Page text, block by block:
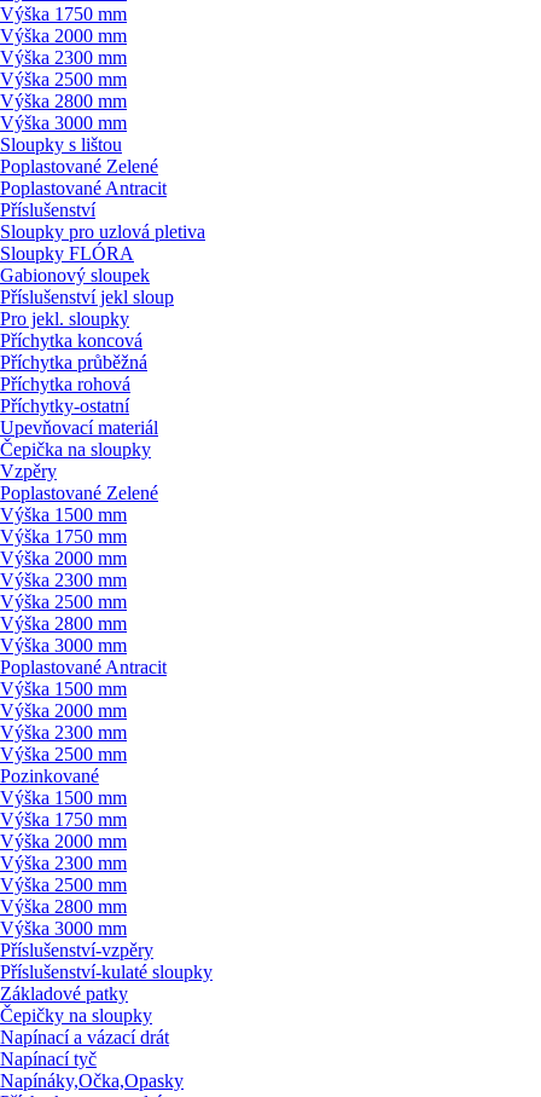
Výška 1750 mm
Výška 2000 mm
Výška 2300 mm
Výška 2500 mm
Výška 2800 mm
Výška 3000 mm
Sloupky s lištou
Poplastované Zelené
Poplastované Antracit
Příslušenství
Sloupky pro uzlová pletiva
Sloupky FLÓRA
Gabionový sloupek
Příslušenství jekl sloup
Pro jekl. sloupky
Příchytka koncová
Příchytka průběžná
Příchytka rohová
Příchytky-ostatní
Upevňovací materiál
Čepička na sloupky
Vzpěry
Poplastované Zelené
Výška 1500 mm
Výška 1750 mm
Výška 2000 mm
Výška 2300 mm
Výška 2500 mm
Výška 2800 mm
Výška 3000 mm
Poplastované Antracit
Výška 1500 mm
Výška 2000 mm
Výška 2300 mm
Výška 2500 mm
Pozinkované
Výška 1500 mm
Výška 1750 mm
Výška 2000 mm
Výška 2300 mm
Výška 2500 mm
Výška 2800 mm
Výška 3000 mm
Příslušenství-vzpěry
Příslušenství-kulaté sloupky
Základové patky
Čepičky na sloupky
Napínací a vázací drát
Napínací tyč
Napínáky,Očka,Opasky